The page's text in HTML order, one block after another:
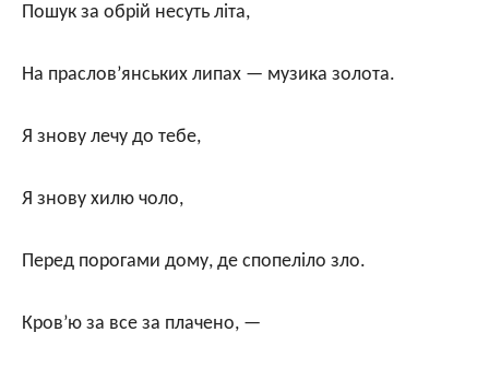
Пошук за обрій несуть літа,
На праслов’янських липах — музика золота.
Я знову лечу до тебе,
Я знову хилю чоло,
Перед порогами дому, де спопеліло зло.
Кров’ю за все за плачено, —